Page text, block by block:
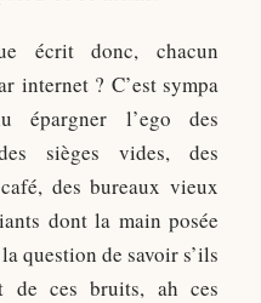
écrit donc, chacun
internet ? C’est sympa
épargner l’ego des
sièges vides, des
des bureaux vieux
dont la main posée
question de savoir s’ils
de ces bruits, ah ces